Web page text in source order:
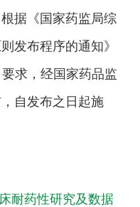
据《国家药监局综
发布程序的通知》
求，经国家药品监
自发布之日起施
耐药性研究及数据